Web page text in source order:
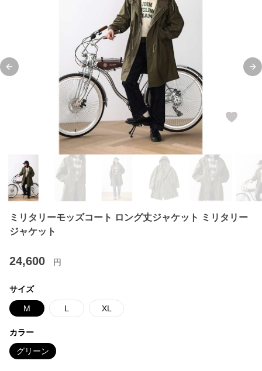
Previous slide
ミリタリーモッズコート ロング丈ジャケット ミリタリー
ジャケット
24,600 円
サイズ
M L XL
カラー
グリーン